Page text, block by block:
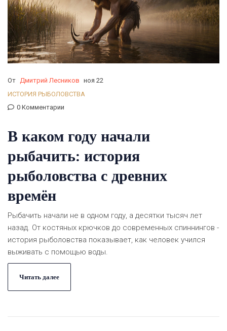
От Дмитрий Лесников ноя 22
ИСТОРИЯ РЫБОЛОВСТВА
0 Комментарии
В каком году начали
рыбачить: история
рыболовства с древних
времён
Рыбачить начали не в одном году, а десятки тысяч лет
назад. От костяных крючков до современных спиннингов -
история рыболовства показывает, как человек учился
выживать с помощью воды.
Читать далее